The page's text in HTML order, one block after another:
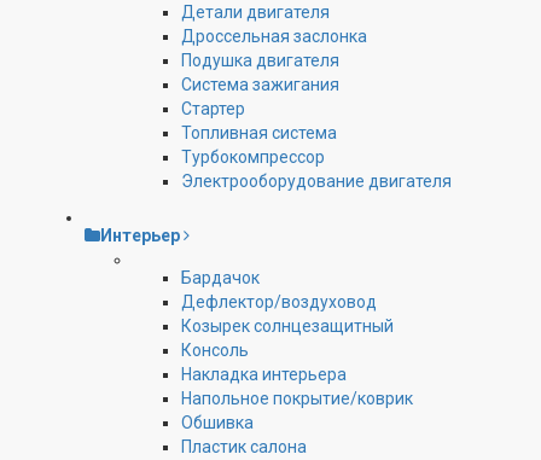
Детали двигателя
Дроссельная заслонка
Подушка двигателя
Система зажигания
Стартер
Топливная система
Турбокомпрессор
Электрооборудование двигателя
Интерьер
Бардачок
Дефлектор/воздуховод
Козырек солнцезащитный
Консоль
Накладка интерьера
Напольное покрытие/коврик
Обшивка
Пластик салона